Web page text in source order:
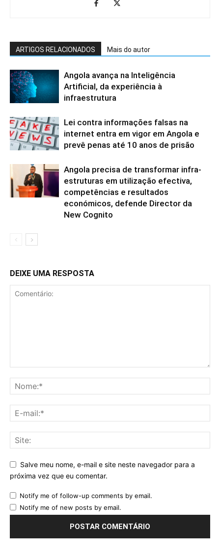
ARTIGOS RELACIONADOS Mais do autor
Angola avança na Inteligência
Artificial, da experiência à
infraestrutura
Lei contra informações falsas na
internet entra em vigor em Angola e
prevê penas até 10 anos de prisão
Angola precisa de transformar infra-
estruturas em utilização efectiva,
competências e resultados
económicos, defende Director da
New Cognito
DEIXE UMA RESPOSTA
Salve meu nome, e-mail e site neste navegador para a
próxima vez que eu comentar.
Notify me of follow-up comments by email.
Notify me of new posts by email.